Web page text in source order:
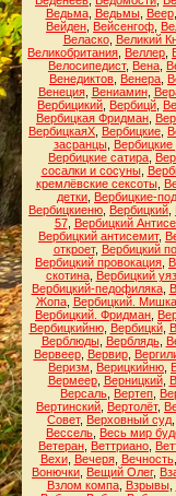
Ведьма, Ведьмы, Веер,
Вейден Вейсенгоф
Веласко, Великий
Великобритания Веллер
Велосипедист, Вена
Венедиктов Венера
Венеция, Вениамин,
Вербицикий Вербицй
Вербицкая Фридман
ВербицкаяХ Вербицкие
засранцы, Вербицкие
Вербицкие сатира
сосалки и сосуны,
кремлёвские сексоты,
детки Вербицкие-
Вербицкиеню Вербицкий
57, Вербицкий
Вербицкий антисемит,
откроет, Вербицкий
Вербицкий провокация
скотина, Вербицкий
Вербицкий-педофиляка,
Жопа, Вербицкий.
Вербицкий. Фридман
Вербицкийню, Вербицкй,
Верблюды, Верблядь,
Вервеер, Вервир,
Веризм
Верицкийню
Вермеер, Верницкий,
Версаль Вертеп
Вертинский Вертолёт,
Совет, Верховный суд
Вессель Весь мир
Ветеран Веттриано
Вехи, Вечеря, Вечность,
Вонючки Вещий Олег,
Взлом компа, Взрывы,